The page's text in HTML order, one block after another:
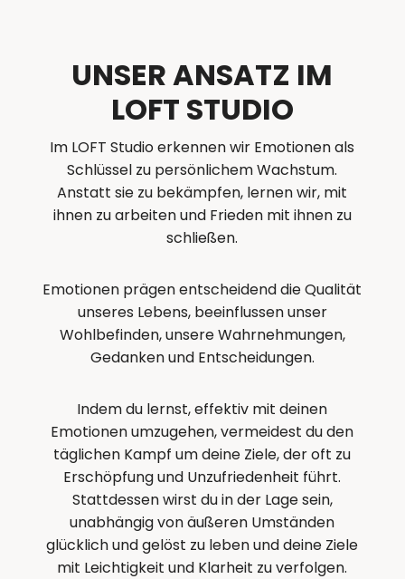
UNSER ANSATZ IM
LOFT STUDIO
Im LOFT Studio erkennen wir Emotionen als
Schlüssel zu persönlichem Wachstum.
Anstatt sie zu bekämpfen, lernen wir, mit
ihnen zu arbeiten und Frieden mit ihnen zu
schließen.
Emotionen prägen entscheidend die Qualität
unseres Lebens, beeinflussen unser
Wohlbefinden, unsere Wahrnehmungen,
Gedanken und Entscheidungen.
Indem du lernst, effektiv mit deinen
Emotionen umzugehen, vermeidest du den
täglichen Kampf um deine Ziele, der oft zu
Erschöpfung und Unzufriedenheit führt.
Stattdessen wirst du in der Lage sein,
unabhängig von äußeren Umständen
glücklich und gelöst zu leben und deine Ziele
mit Leichtigkeit und Klarheit zu verfolgen.